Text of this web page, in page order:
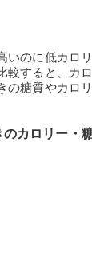
いのに低カロ
較すると、カ
の糖質やカロ
カロリー・